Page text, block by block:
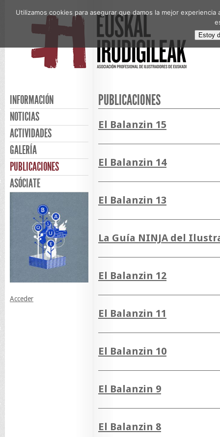
INFORMACIÓN
NOTICIAS
ACTIVIDADES
GALERÍA
PUBLICACIONES
ASÓCIATE
Acceder
PUBLICACIONES
El Balanzin 15
El Balanzin 14
El Balanzin 13
La Guía NINJA del
El Balanzin 12
El Balanzin 11
El Balanzin 10
El Balanzin 9
El Balanzin 8
Utilizamos cookies para asegurar que damos la mejor
Estoy